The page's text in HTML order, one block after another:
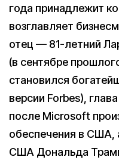
года принадлежит
возглавляет
отец — 81-летний
(в сентябре
становился
версии Forbes),
после Microsoft
обеспечения в США,
США Дональда